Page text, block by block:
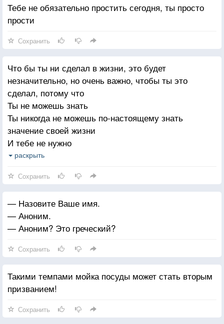
Тебе не обязательно простить сегодня, ты просто
прости
Сохранить
Что бы ты ни сделал в жизни, это будет
незначительно, но очень важно, чтобы ты это
сделал, потому что
Ты не можешь знать
Ты никогда не можешь по-настоящему знать
значение своей жизни
И тебе не нужно
Просто знай, что твоя жизнь имеет значение
или сотню секунд Каждая жизнь
Каждая смерть по-своему меняет мир
Ганди знал это. Он знал, что его жизнь будет для
кого-то что-то значить, когда-нибудь, как-нибудь. И с
такой же уверенностью он знал, что никогда не
Он понимал, что наслаждаться жизнью гораздо
важнее, чем её понимать. Так думаю и я.
Мы не можем знать
Поэтому не принимайте жизнь как должное
Но и не воспринимайте её слишком серьёзно
Не откладывай то, чего ты действительно хочешь
раскрыть
Сохранить
— Назовите Ваше имя.
— Аноним.
— Аноним? Это греческий?
Сохранить
Такими темпами мойка посуды может стать вторым
призванием!
Сохранить